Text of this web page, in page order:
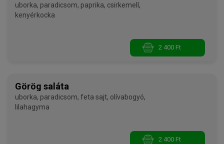
uborka, paradicsom, paprika, csirkemell,
kenyérkocka
2 400 Ft
Görög saláta
uborka, paradicsom, feta sajt, olívabogyó,
lilahagyma
2 400 Ft